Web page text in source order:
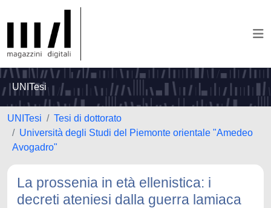
UNITesi
UNITesi
Tesi di dottorato
Università degli Studi del Piemonte orientale "Amedeo
Avogadro"
La prossenia in età ellenistica: i
decreti ateniesi dalla guerra lamiaca